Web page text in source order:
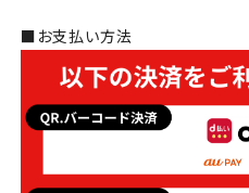
■お支払い方法